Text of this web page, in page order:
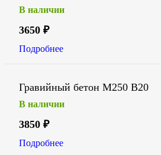
В наличии
3650 ₽
Подробнее
Гравийный бетон М250 В20
В наличии
3850 ₽
Подробнее